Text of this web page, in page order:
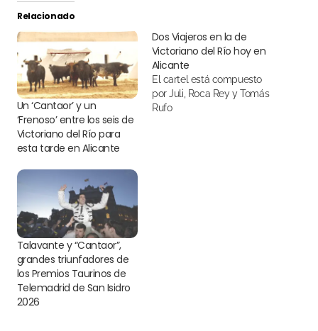
Relacionado
Un ‘Cantaor’ y un
‘Frenoso’ entre los seis de
Victoriano del Río para
esta tarde en Alicante
Dos Viajeros en la de
Victoriano del Río hoy en
Alicante
El cartel está compuesto
por Juli, Roca Rey y Tomás
Rufo
Talavante y “Cantaor”,
grandes triunfadores de
los Premios Taurinos de
Telemadrid de San Isidro
2026